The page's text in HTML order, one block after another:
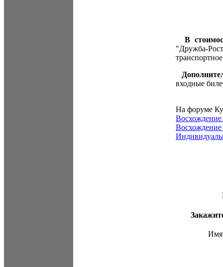
В
"Дружба-
входные
На форуме
Восхождение